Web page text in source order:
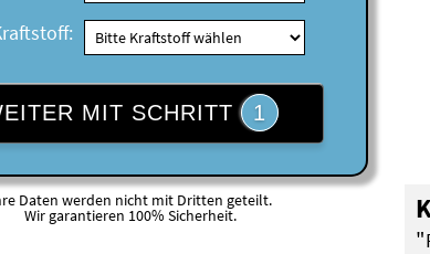
MIT SCHRITT 1
Daten werden nicht mit Dritten geteilt.
Wir garantieren 100% Sicherheit.
"